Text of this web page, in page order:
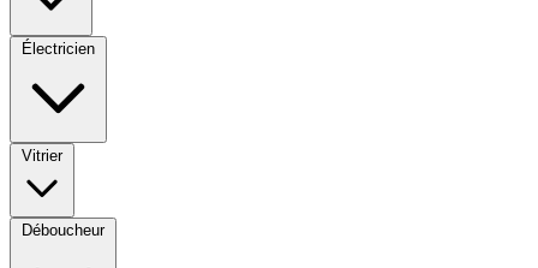
Électricien
Vitrier
Déboucheur